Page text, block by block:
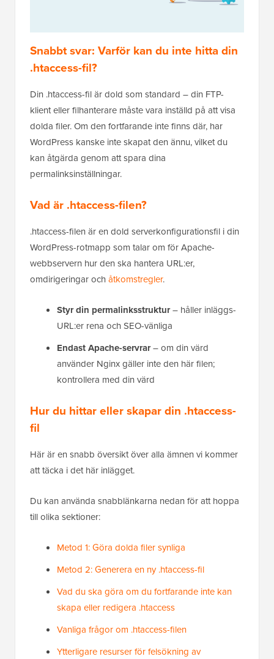
Snabbt svar: Varför kan du inte hitta din
.htaccess-fil?
Din .htaccess-fil är dold som standard – din FTP-
klient eller filhanterare måste vara inställd på att visa
dolda filer. Om den fortfarande inte finns där, har
WordPress kanske inte skapat den ännu, vilket du
kan åtgärda genom att spara dina
permalinksinställningar.
Vad är .htaccess-filen?
​.htaccess-filen är en dold serverkonfigurationsfil i din
WordPress-rotmapp som talar om för Apache-
webbservern hur den ska hantera URL:er,
omdirigeringar ochåtkomstregler.
Styr din permalinksstruktur– håller inläggs-
URL:er rena och SEO-vänliga
Endast Apache-servrar– om din värd
använder Nginx gäller inte den här filen;
kontrollera med din värd
Hur du hittar eller skapar din .htaccess-
fil
Här är en snabb översikt över alla ämnen vi kommer
att täcka i det här inlägget.
Du kan använda snabblänkarna nedan för att hoppa
till olika sektioner:
Metod 1: Göra dolda filer synliga
Metod 2: Generera en ny .htaccess-fil
Vad du ska göra om du fortfarande inte kan
skapa eller redigera .htaccess
Vanliga frågor om .htaccess-filen
Ytterligare resurser för felsökning av